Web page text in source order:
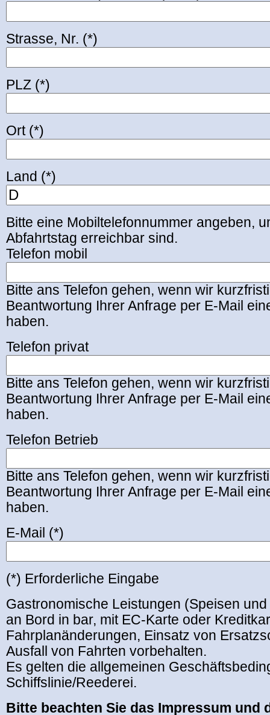
Strasse, Nr. (*)
PLZ (*)
Ort (*)
Land (*)
Bitte eine Mobiltelefonnummer angeben,
Abfahrtstag erreichbar sind.
Telefon mobil
Bitte ans Telefon gehen, wenn wir
Beantwortung Ihrer Anfrage per E-Mail
haben.
Telefon privat
Bitte ans Telefon gehen, wenn wir
Beantwortung Ihrer Anfrage per E-Mail
haben.
Telefon Betrieb
Bitte ans Telefon gehen, wenn wir
Beantwortung Ihrer Anfrage per E-Mail
haben.
E-Mail (*)
(*) Erforderliche Eingabe
Gastronomische Leistungen (Speisen
an Bord in bar, mit EC-Karte oder
Fahrplanänderungen, Einsatz von
Ausfall von Fahrten vorbehalten.
Es gelten die allgemeinen
Schiffslinie/Reederei.
Bitte beachten Sie das Impressum und